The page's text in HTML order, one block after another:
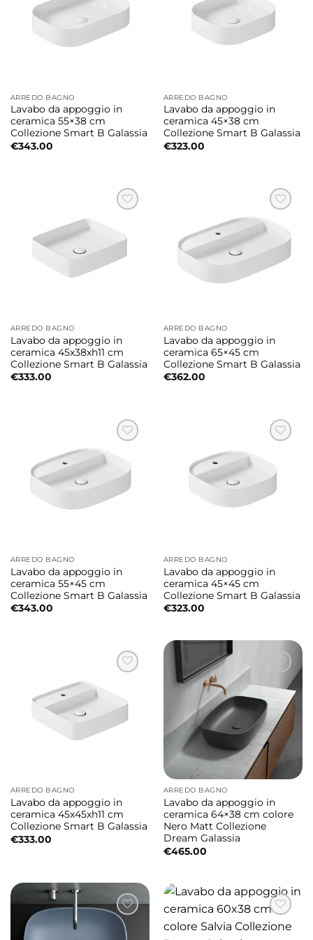
ARREDO BAGNO
Lavabo da appoggio in
ceramica 55×38 cm
Collezione Smart B Galassia
€343.00
ARREDO BAGNO
Lavabo da appoggio in
ceramica 45×38 cm
Collezione Smart B Galassia
€323.00
ARREDO BAGNO
Lavabo da appoggio in
ceramica 45x38xh11 cm
Collezione Smart B Galassia
€333.00
ARREDO BAGNO
Lavabo da appoggio in
ceramica 65×45 cm
Collezione Smart B Galassia
€362.00
ARREDO BAGNO
Lavabo da appoggio in
ceramica 55×45 cm
Collezione Smart B Galassia
€343.00
ARREDO BAGNO
Lavabo da appoggio in
ceramica 45×45 cm
Collezione Smart B Galassia
€323.00
ARREDO BAGNO
Lavabo da appoggio in
ceramica 45x45xh11 cm
Collezione Smart B Galassia
€333.00
ARREDO BAGNO
Lavabo da appoggio in
ceramica 64×38 cm colore
Nero Matt Collezione
Dream Galassia
€465.00